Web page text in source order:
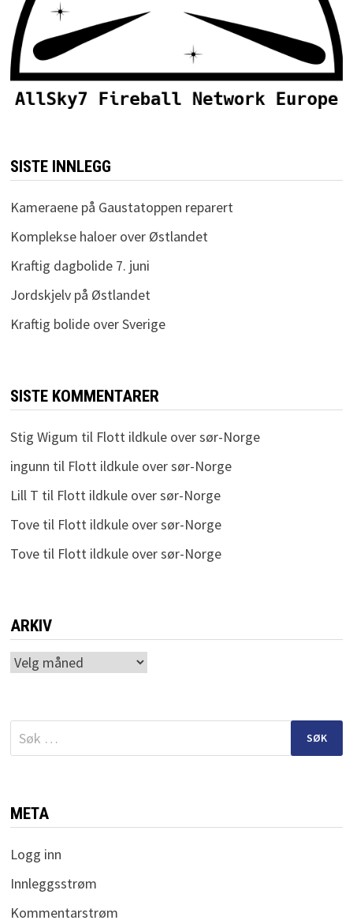
SISTE INNLEGG
Kameraene på Gaustatoppen reparert
Komplekse haloer over Østlandet
Kraftig dagbolide 7. juni
Jordskjelv på Østlandet
Kraftig bolide over Sverige
SISTE KOMMENTARER
Stig Wigum til Flott ildkule over sør-Norge
ingunn til Flott ildkule over sør-Norge
Lill T til Flott ildkule over sør-Norge
Tovetil Flott ildkule over sør-Norge
Tovetil Flott ildkule over sør-Norge
ARKIV
Arkiv
Søk
etter:
META
Logg inn
Innleggsstrøm
Kommentarstrøm